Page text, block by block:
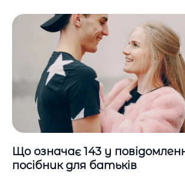
Що означає 143 у
посібник для батьків